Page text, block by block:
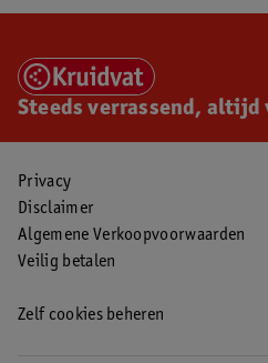
Steeds verrassend, altijd
Privacy
Disclaimer
Algemene Verkoopvoorwaarden
Veilig betalen
Zelf cookies beheren